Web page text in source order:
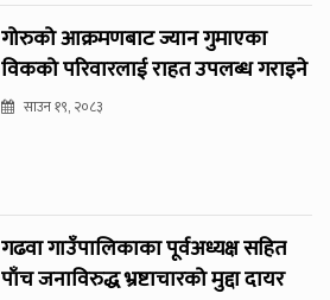
गोरुको आक्रमणबाट ज्यान गुमाएका
विकको परिवारलाई राहत उपलब्ध गराइने
साउन १९, २०८३
गढवा गाउँपालिकाका पूर्वअध्यक्ष सहित
पाँच जनाविरुद्ध भ्रष्टाचारको मुद्दा दायर